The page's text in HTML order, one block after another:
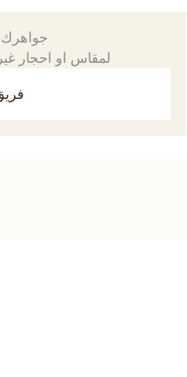
جواهرك
لمقاس او احجار